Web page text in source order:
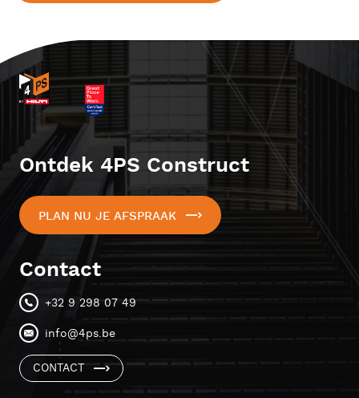
Ontdek 4PS Construct
PLAN NU JE AFSPRAAK
Contact
+32 9 298 07 49
info@4ps.be
CONTACT